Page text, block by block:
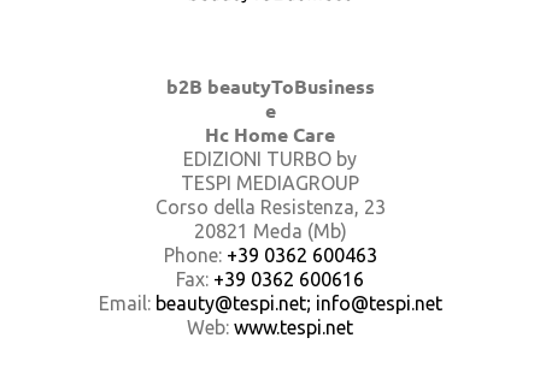
b2B beautyToBusiness
e
Hc Home Care
EDIZIONI TURBO by
TESPI MEDIAGROUP
Corso della Resistenza, 23
20821 Meda (Mb)
Phone: +39 0362 600463
Fax: +39 0362 600616
Email: beauty@tespi.net; info@tespi.net
Web: www.tespi.net